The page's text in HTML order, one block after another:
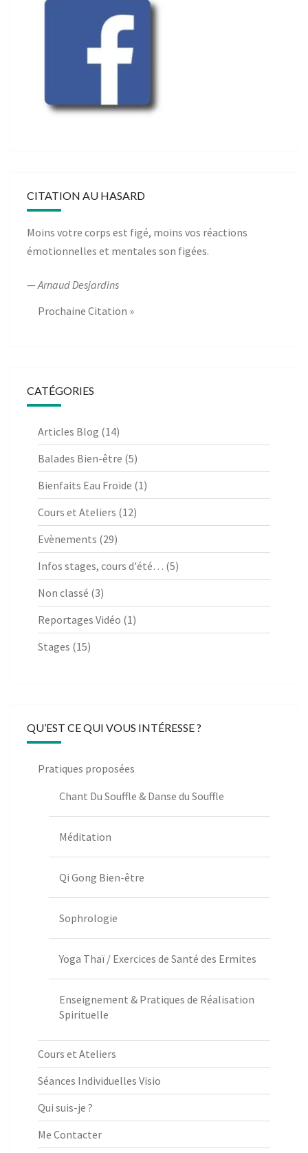
CITATION AU HASARD
Moins votre corps est figé, moins vos réactions
émotionnelles et mentales son figées.
— Arnaud Desjardins
Prochaine Citation »
CATÉGORIES
Articles Blog (14)
Balades Bien-être (5)
Bienfaits Eau Froide (1)
Cours et Ateliers (12)
Evènements (29)
Infos stages, cours d'été… (5)
Non classé (3)
Reportages Vidéo (1)
Stages (15)
QU’EST CE QUI VOUS INTÉRESSE ?
Pratiques proposées
Chant Du Souffle & Danse du Souffle
Méditation
Qi Gong Bien-être
Sophrologie
Yoga Thaï / Exercices de Santé des Ermites
Enseignement & Pratiques de Réalisation
Spirituelle
Cours et Ateliers
Séances Individuelles Visio
Qui suis-je ?
Me Contacter